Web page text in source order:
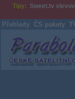
Tipy: Sweet.tv
Přehledy ČS pakety